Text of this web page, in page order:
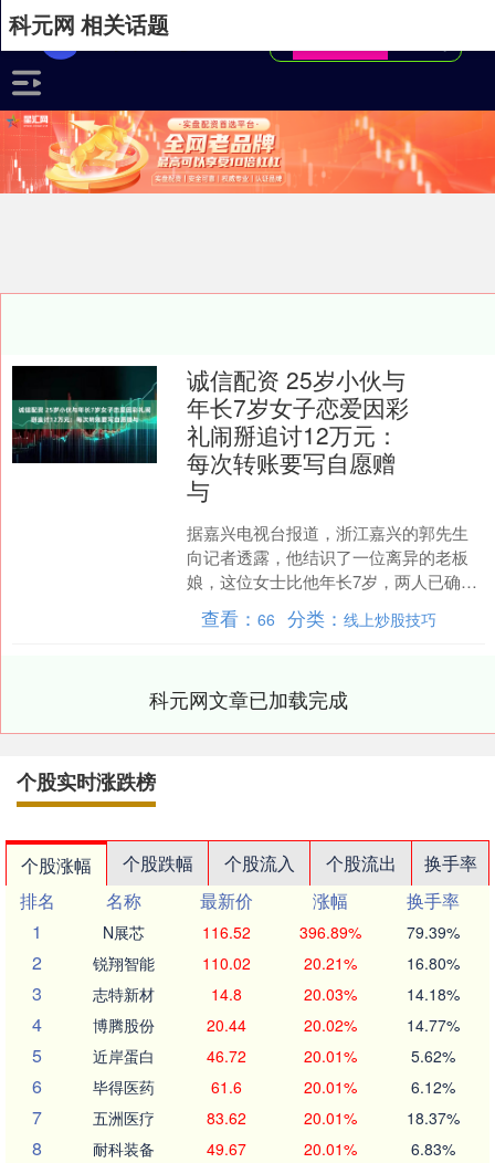
科元网 相关话题
诚信配资 25岁小伙与
年长7岁女子恋爱因彩
礼闹掰追讨12万元：
每次转账要写自愿赠
与
据嘉兴电视台报道，浙江嘉兴的郭先生
向记者透露，他结识了一位离异的老板
娘，这位女士比他年长7岁，两人已确立
恋爱关系。然而，在共同生活了一段时
间后，当谈及婚嫁彩礼事....
查看：66 分类：线上炒股技巧
科元网文章已加载完成
个股实时涨跌榜
个股涨幅 个股跌幅 个股流入 个股流出
换手率
排名
名称 最新价 涨幅
换手率
1
N展芯 116.52 396.89% 79.39%
2 锐翔智能 110.02 20.21% 16.80%
3 志特新材 14.8 20.03% 14.18%
4 博腾股份 20.44 20.02% 14.77%
5 近岸蛋白 46.72 20.01% 5.62%
6 毕得医药 61.6 20.01% 6.12%
7 五洲医疗 83.62 20.01% 18.37%
8 耐科装备 49.67 20.01% 6.83%